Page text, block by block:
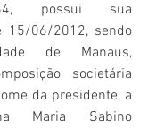
64, possui sua
15/06/2012, sendo
de Manaus,
societária
da presidente, a
Maria Sabino